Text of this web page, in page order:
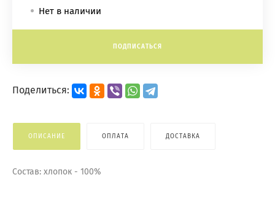
Нет в наличии
ПОДПИСАТЬСЯ
Поделиться:
ОПИСАНИЕ ОПЛАТА ДОСТАВКА
Состав: хлопок - 100%